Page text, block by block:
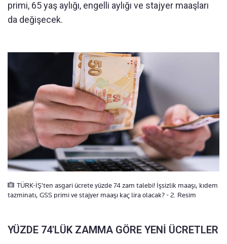
primi, 65 yaş aylığı, engelli aylığı ve stajyer maaşları
da değişecek.
TÜRK-İŞ'ten asgari ücrete yüzde 74 zam talebi! İşsizlik maaşı, kıdem
tazminatı, GSS primi ve stajyer maaşı kaç lira olacak? - 2. Resim
YÜZDE 74'LÜK ZAMMA GÖRE YENİ ÜCRETLER